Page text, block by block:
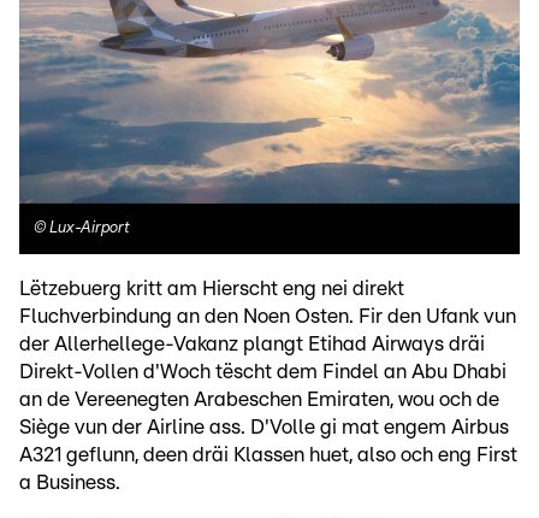
© Lux-Airport
Lëtzebuerg kritt am Hierscht eng nei direkt
Fluchverbindung an den Noen Osten. Fir den Ufank vun
der Allerhellege-Vakanz plangt Etihad Airways dräi
Direkt-Vollen d'Woch tëscht dem Findel an Abu Dhabi
an de Vereenegten Arabeschen Emiraten, wou och de
Siège vun der Airline ass. D'Volle gi mat engem Airbus
A321 geflunn, deen dräi Klassen huet, also och eng First
a Business.